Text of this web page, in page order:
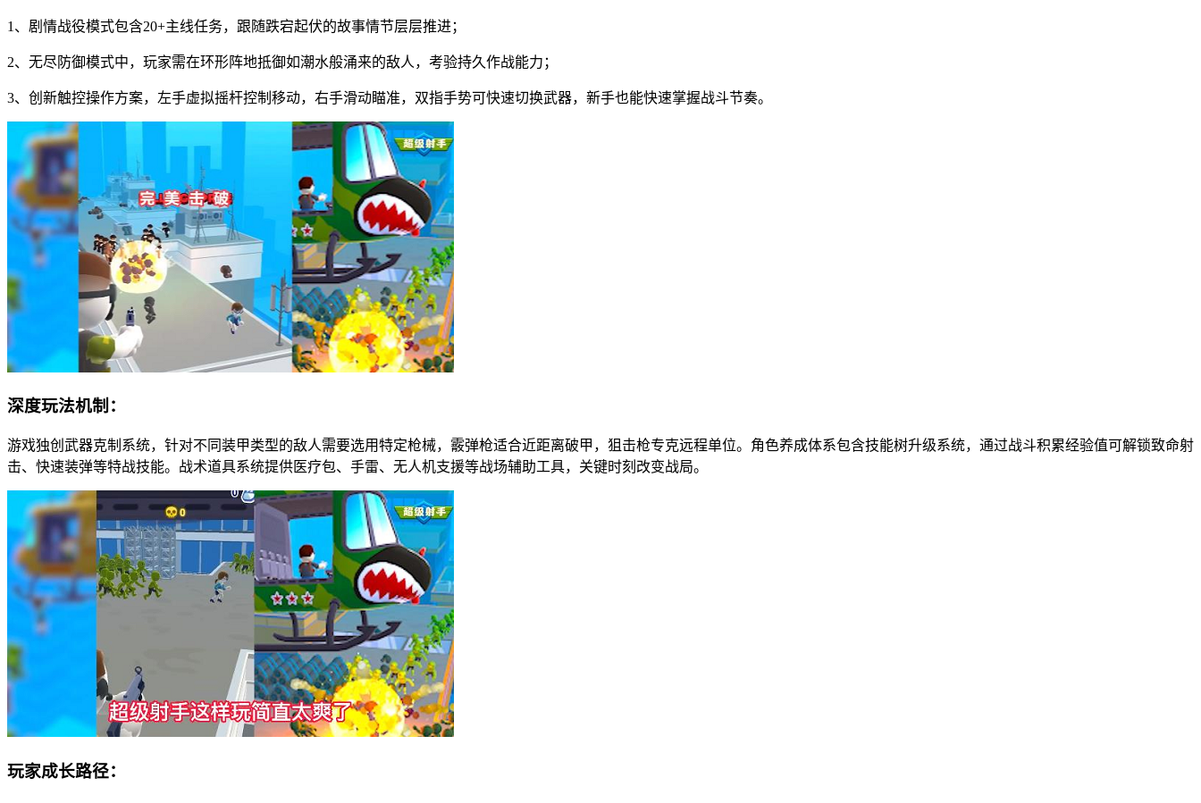
1、剧情战役模式包含20+主线任务，跟随跌宕起伏的故事情节层层推进；
2、无尽防御模式中，玩家需在环形阵地抵御如潮水般涌来的敌人，考验持久作战能力；
3、创新触控操作方案，左手虚拟摇杆控制移动，右手滑动瞄准，双指手势可快速切换武器，新手也能快速掌握战斗节奏。
深度玩法机制：
游戏独创武器克制系统，针对不同装甲类型的敌人需要选用特定枪械，霰弹枪适合近距离破甲，狙击枪专克远程单位。角色养成体系包含技能树升级系统，通过战斗积累经验值可解锁致命射
击、快速装弹等特战技能。战术道具系统提供医疗包、手雷、无人机支援等战场辅助工具，关键时刻改变战局。
玩家成长路径：